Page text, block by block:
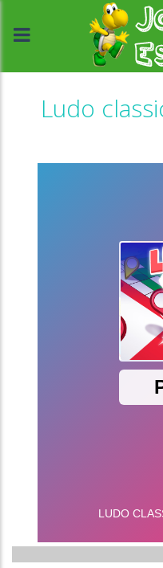
Ludo